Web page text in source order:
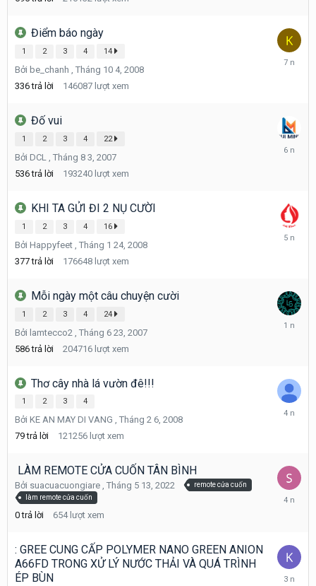
Điểm báo ngày
1 2 3 4 14
Bởi be_chanh , Tháng 10 4, 2008
336 trả lời 146087 lượt xem
Tháng
Đố vui
1 2 3 4 22
Bởi DCL , Tháng 8 3, 2007
536 trả lời 193240 lượt xem
Tháng
KHI TA GỬI ĐI 2 NỤ CƯỜI
1 2 3 4 16
Bởi Happyfeet , Tháng 1 24, 2008
377 trả lời 176648 lượt xem
Tháng
Mỗi ngày một câu chuyện cười
1 2 3 4 24
Bởi lamtecco2 , Tháng 6 23, 2007
586 trả lời 204716 lượt xem
Tháng
Thơ cây nhà lá vườn đê!!!
1 2 3 4
Bởi KE AN MAY DI VANG , Tháng 2 6, 2008
79 trả lời 121256 lượt xem
Tháng
LÀM REMOTE CỬA CUỐN TÂN BÌNH
Bởi suacuacuongiare , Tháng 5 13, 2022
remote cửa cuốn
làm remote cửa cuốn
0 trả lời 654 lượt xem
Tháng
: GREE CUNG CẤP POLYMER NANO GREEN ANION
A66FD TRONG XỬ LÝ NƯỚC THẢI VÀ QUÁ TRÌNH
ÉP BÙN
Tháng